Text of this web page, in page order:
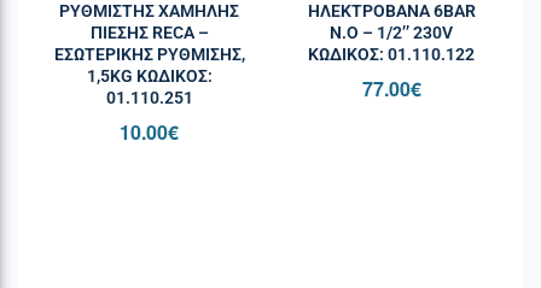
ΡΥΘΜΙΣΤΗΣ ΧΑΜΗΛΗΣ
ΠΙΕΣΗΣ RECA –
ΕΣΩΤΕΡΙΚΉΣ ΡΎΘΜΙΣΗΣ,
1,5KG ΚΩΔΙΚΌΣ:
01.110.251
10.00€
ΗΛΕΚΤΡΟΒΑΝΑ 6BAR
Ν.Ο – 1/2’’ 230V
ΚΩΔΙΚΌΣ: 01.110.122
77.00€